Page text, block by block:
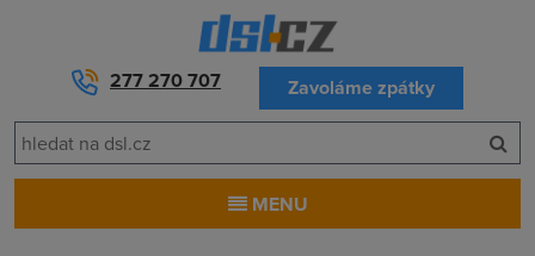
277 270 707 Zavoláme zpátky
MENU